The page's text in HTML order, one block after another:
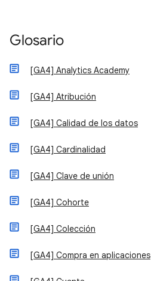
Glosario
[GA4] Analytics Academy
[GA4] Atribución
[GA4] Calidad de los datos
[GA4] Cardinalidad
[GA4] Clave de unión
[GA4] Cohorte
[GA4] Colección
[GA4] Compra en aplicaciones